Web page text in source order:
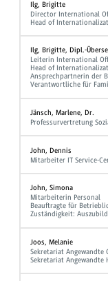
Ilg, Brigitte
Director International
Head of
Ilg, Brigitte, Dipl.-
Leiterin International
Head of
Ansprechpartnerin der
Verantwortliche für
Jänsch, Marlene, Dr.
Professurvertretung
John, Dennis
Mitarbeiter IT Service-
John, Simona
Mitarbeiterin Personal
Beauftragte für
Zuständigkeit:
Joos, Melanie
Sekretariat Angewandte
Sekretariat Angewandte